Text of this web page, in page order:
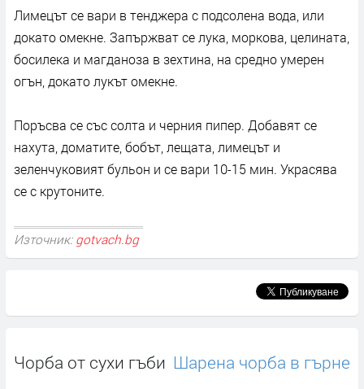
Лимецът се вари в тенджера с подсолена вода, или
докато омекне. Запържват се лука, моркова, целината,
босилека и магданоза в зехтина, на средно умерен
огън, докато лукът омекне.
Поръсва се със солта и черния пипер. Добавят се
нахута, доматите, бобът, лещата, лимецът и
зеленчуковият бульон и се вари 10-15 мин. Украсява
се с крутоните.
Източник: gotvach.bg
Чорба от сухи гъби Шарена чорба в гърне